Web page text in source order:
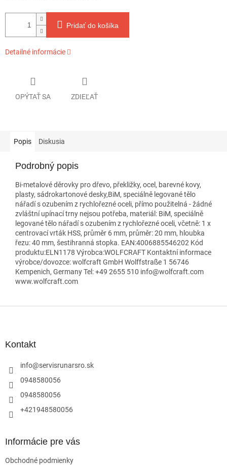
Pridať do košíka
Detailné informácie
OPÝTAŤ SA ZDIEĽAŤ
Popis Diskusia
Podrobný popis
Bi-metalové děrovky pro dřevo, překližky, ocel, barevné kovy,
plasty, sádrokartonové desky,BiM, speciálně legované tělo
nářadí s ozubením z rychlořezné oceli, přímo použitelná - žádné
zvláštní upínací trny nejsou potřeba, materiál: BiM, speciálně
legované tělo nářadí s ozubením z rychlořezné oceli, včetně: 1 x
centrovací vrták HSS, průměr 6 mm, průměr: 20 mm, hloubka
řezu: 40 mm, šestihranná stopka. EAN:4006885546202 Kód
produktu:ELN1178 Výrobca:WOLFCRAFT Kontaktní informace
výrobce/dovozce: wolfcraft GmbH Wolffstraße 1 56746
Kempenich, Germany Tel: +49 2655 510 info@wolfcraft.com
www.wolfcraft.com
Kontakt
info@servisrunarsro.sk
0948580056
0948580056
+421948580056
Informácie pre vás
Obchodné podmienky